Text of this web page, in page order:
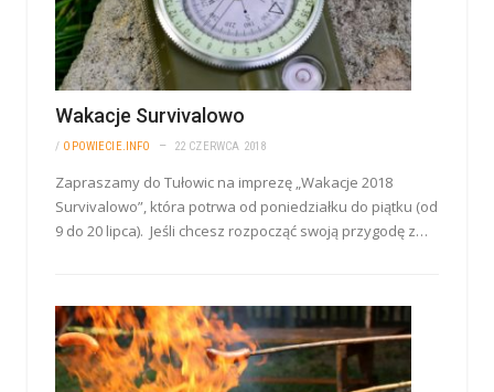
Wakacje Survivalowo
/ OPOWIECIE.INFO 22 CZERWCA 2018
Zapraszamy do Tułowic na imprezę „Wakacje 2018
Survivalowo”, która potrwa od poniedziałku do piątku (od
9 do 20 lipca). Jeśli chcesz rozpocząć swoją przygodę z…